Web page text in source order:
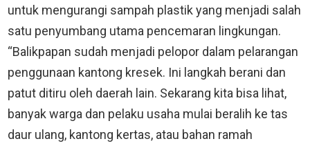
untuk mengurangi sampah plastik yang menjadi salah
satu penyumbang utama pencemaran lingkungan.
“Balikpapan sudah menjadi pelopor dalam pelarangan
penggunaan kantong kresek. Ini langkah berani dan
patut ditiru oleh daerah lain. Sekarang kita bisa lihat,
banyak warga dan pelaku usaha mulai beralih ke tas
daur ulang, kantong kertas, atau bahan ramah